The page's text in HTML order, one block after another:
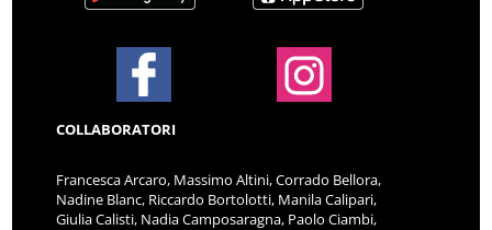
COLLABORATORI
Francesca Arcaro, Massimo Altini, Corrado Bellora,
Nadine Blanc, Riccardo Bortolotti, Manila Calipari,
Giulia Calisti, Nadia Camposaragna, Paolo Ciambi,